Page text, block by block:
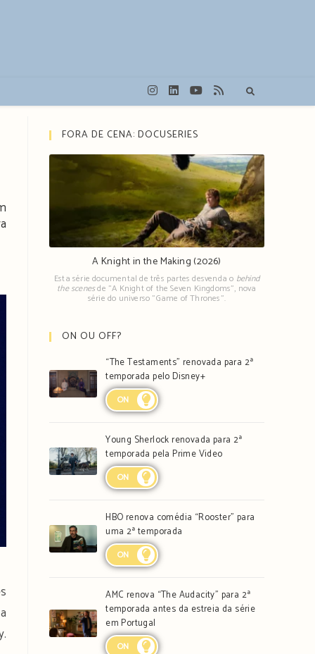
FORA DE CENA: DOCUSERIES
A Knight in the Making (2026)
Esta série documental de três partes desvenda o behind
the scenesde "A Knight of the Seven Kingdoms", nova
série do universo "Game of Thrones".
ON OU OFF?
“The Testaments” renovada para 2ª
temporada pelo Disney+
ON
Young Sherlock renovada para 2ª
temporada pela Prime Video
ON
HBO renova comédia “Rooster” para
uma 2ª temporada
ON
AMC renova “The Audacity” para 2ª
temporada antes da estreia da série
em Portugal
ON